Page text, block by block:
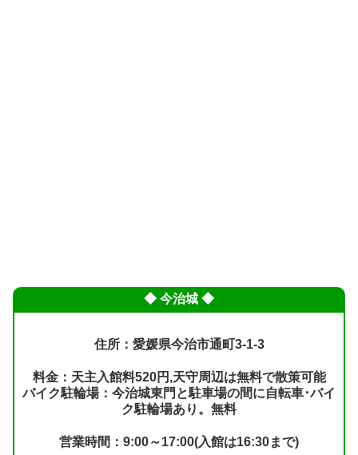
◆ 今治城 ◆
住所：愛媛県今治市通町3-1-3
料金：天主入館料520円,天守周辺は無料で散策可能
バイク駐輪場：今治城東門と駐車場の間に自転車･バイ
ク駐輪場あり。無料
営業時間：9:00～17:00(入館は16:30まで)